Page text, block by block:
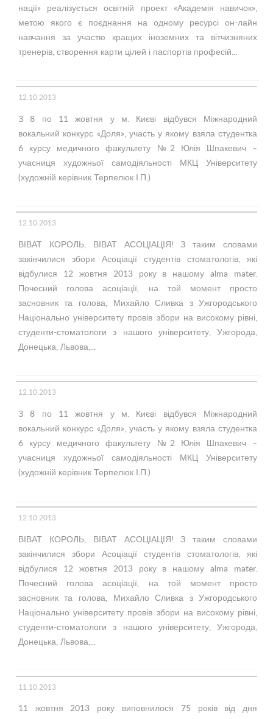
нації» реалізується освітній проект «Академія навичок»,
метою якого є поєднання на одному ресурсі он-лайн
навчання за участю кращих іноземних та вітчизняних
тренерів, створення карти цілей і паспортів професій...
12.10.2013
З 8 по 11 жовтня у м. Києві відбувся Міжнародний
вокальний конкурс «Доля», участь у якому взяла студентка
6 курсу медичного факультету №2 Юлія Шпакевич –
учасниця художньої самодіяльності МКЦ Університету
(художній керівник Терпелюк І.П.)
12.10.2013
ВІВАТ КОРОЛЬ, ВІВАТ АСОЦІАЦІЯ! З таким словами
закінчилися збори Асоціації студентів стоматологів, які
відбулися 12 жовтня 2013 року в нашому alma mater.
Почесний голова асоціації, на той момент просто
засновник та голова, Михайло Сливка з Ужгородського
Національно університету провів збори на високому рівні,
студенти-стоматологи з нашого університету, Ужгорода,
Донецька, Львова,...
12.10.2013
З 8 по 11 жовтня у м. Києві відбувся Міжнародний
вокальний конкурс «Доля», участь у якому взяла студентка
6 курсу медичного факультету №2 Юлія Шпакевич –
учасниця художньої самодіяльності МКЦ Університету
(художній керівник Терпелюк І.П.)
12.10.2013
ВІВАТ КОРОЛЬ, ВІВАТ АСОЦІАЦІЯ! З таким словами
закінчилися збори Асоціації студентів стоматологів, які
відбулися 12 жовтня 2013 року в нашому alma mater.
Почесний голова асоціації, на той момент просто
засновник та голова, Михайло Сливка з Ужгородського
Національно університету провів збори на високому рівні,
студенти-стоматологи з нашого університету, Ужгорода,
Донецька, Львова,...
11.10.2013
11 жовтня 2013 року виповнилося 75 років від дня